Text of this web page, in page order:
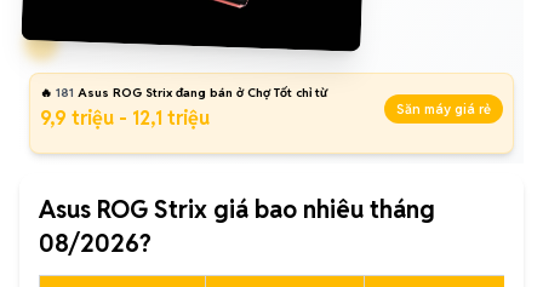
🔥 181 Asus ROG Strix đang bán ở Chợ Tốt chỉ từ
9,9 triệu - 12,1 triệu Săn máy giá rẻ
Asus ROG Strix giá bao nhiêu tháng
08/2026?